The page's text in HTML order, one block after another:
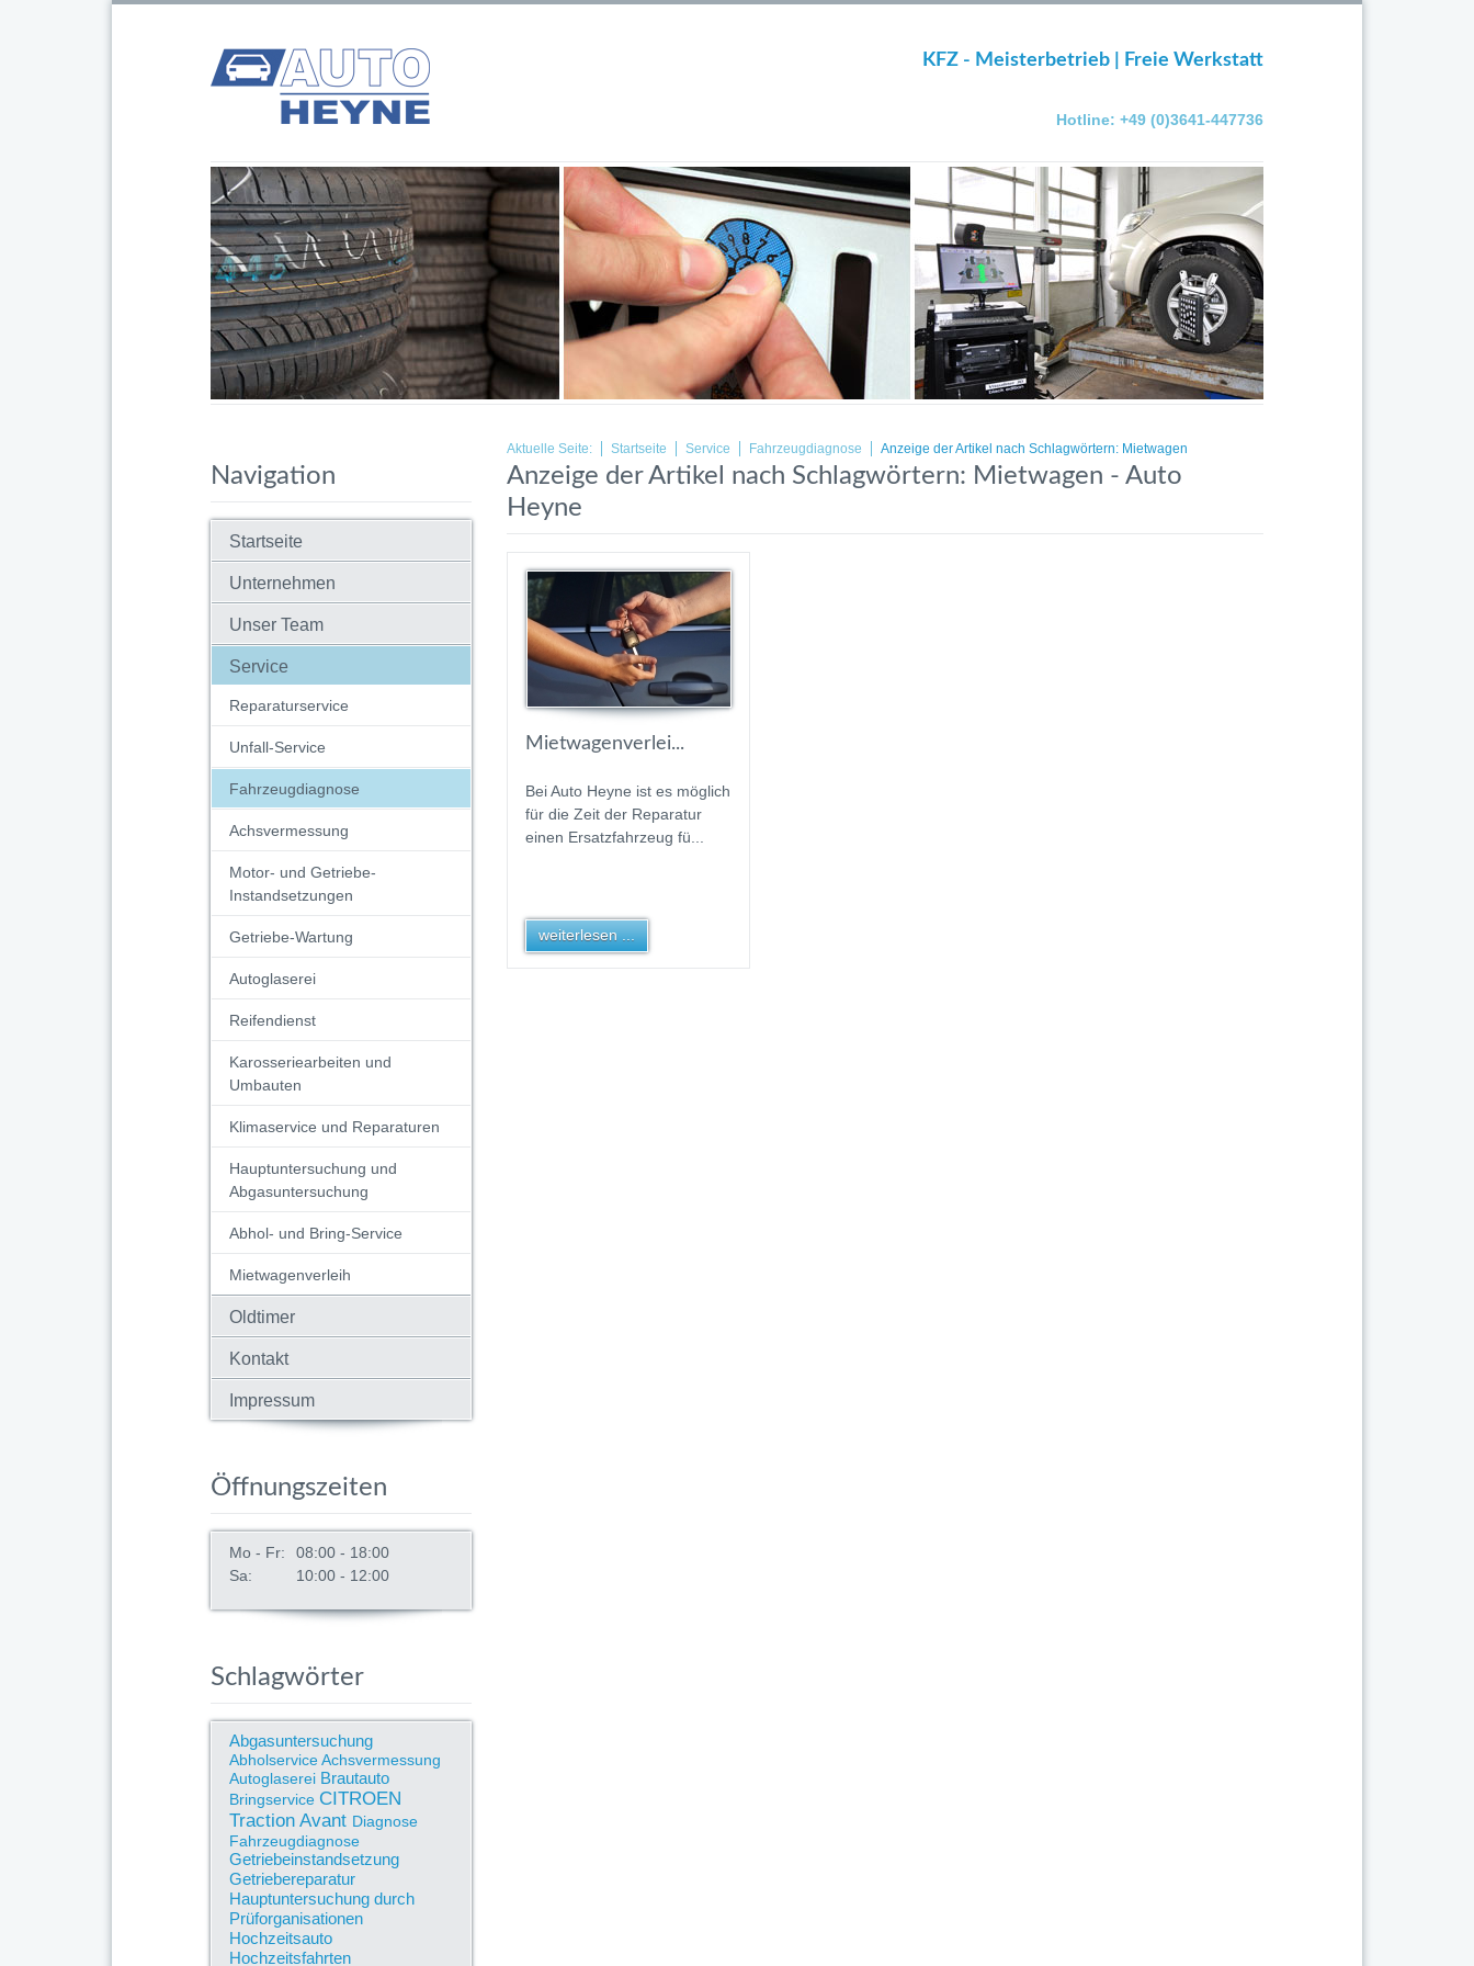
KFZ - Meisterbetrieb | Freie Werkstatt
Hotline: +49 (0)3641-447736
Navigation
Startseite
Unternehmen
Unser Team
Service
Reparaturservice
Unfall-Service
Fahrzeugdiagnose
Achsvermessung
Motor- und Getriebe-
Instandsetzungen
Getriebe-Wartung
Autoglaserei
Reifendienst
Karosseriearbeiten und
Umbauten
Klimaservice und Reparaturen
Hauptuntersuchung und
Abgasuntersuchung
Abhol- und Bring-Service
Mietwagenverleih
Oldtimer
Kontakt
Impressum
Öffnungszeiten
Mo - Fr:
08:00 - 18:00
Sa:
10:00 - 12:00
Schlagwörter
Abgasuntersuchung
AbholserviceAchsvermessung
Autoglaserei Brautauto
Bringservice CITROEN
Traction Avant Diagnose
Fahrzeugdiagnose
Getriebeinstandsetzung
Getriebereparatur
Hauptuntersuchung durch
Prüforganisationen
Hochzeitsauto
Hochzeitsfahrten
Aktuelle Seite: Startseite Service Fahrzeugdiagnose Anzeige der Artikel nach Schlagwörtern: Mietwagen
Anzeige der Artikel nach Schlagwörtern: Mietwagen - Auto
Heyne
Mietwagenverlei...
Bei Auto Heyne ist es möglich
für die Zeit der Reparatur
einen Ersatzfahrzeug fü...
weiterlesen ...